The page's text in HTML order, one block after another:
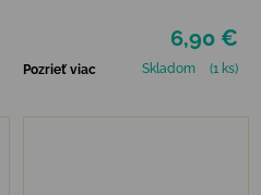
6,90 €
Pozrieť viac Skladom (1 ks)